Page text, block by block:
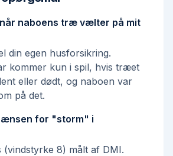
naboens træ vælter på mit
din egen husforsikring.
kommer kun i spil, hvis træet
eller dødt, og naboen var
på det.
for "storm" i
(vindstyrke 8) målt af DMI.